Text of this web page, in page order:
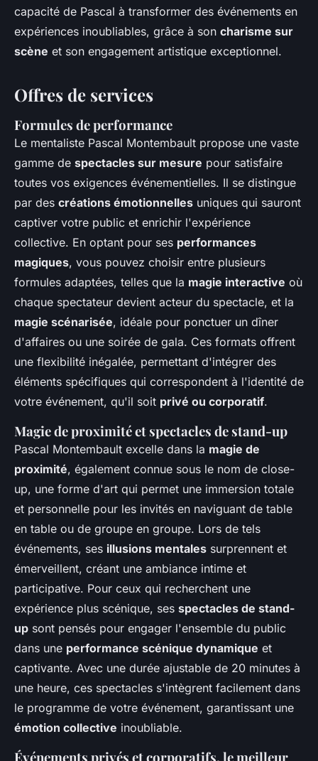
capacité de Pascal à transformer des événements en
expériences inoubliables, grâce à son charisme sur
scène et son engagement artistique exceptionnel.
Offres de services
Formules de performance
Le mentaliste Pascal Montembault propose une vaste
gamme de spectacles sur mesure pour satisfaire
toutes vos exigences événementielles. Il se distingue
par des créations émotionnelles uniques qui sauront
captiver votre public et enrichir l'expérience
collective. En optant pour ses performances
magiques, vous pouvez choisir entre plusieurs
formules adaptées, telles que la magie interactive où
chaque spectateur devient acteur du spectacle, et la
magie scénarisée, idéale pour ponctuer un dîner
d'affaires ou une soirée de gala. Ces formats offrent
une flexibilité inégalée, permettant d'intégrer des
éléments spécifiques qui correspondent à l'identité de
votre événement, qu'il soit privé ou corporatif.
Magie de proximité et spectacles de stand-up
Pascal Montembault excelle dans la magie de
proximité, également connue sous le nom de close-
up, une forme d'art qui permet une immersion totale
et personnelle pour les invités en naviguant de table
en table ou de groupe en groupe. Lors de tels
événements, ses illusions mentales surprennent et
émerveillent, créant une ambiance intime et
participative. Pour ceux qui recherchent une
expérience plus scénique, ses spectacles de stand-
up sont pensés pour engager l'ensemble du public
dans une performance scénique dynamique et
captivante. Avec une durée ajustable de 20 minutes à
une heure, ces spectacles s'intègrent facilement dans
le programme de votre événement, garantissant une
émotion collective inoubliable.
Événements privés et corporatifs, le meilleur